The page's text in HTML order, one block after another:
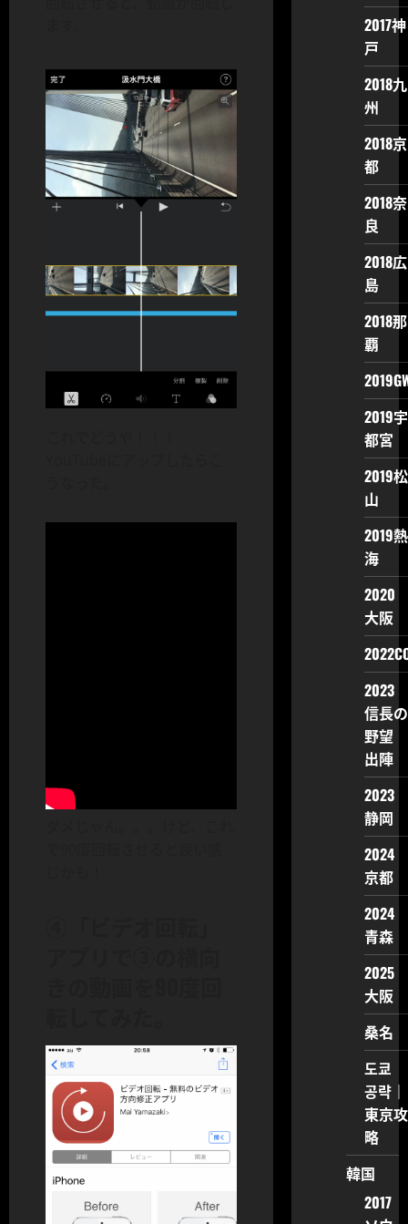
2017神
戸
2018九
州
2018京
都
2018奈
良
2018広
島
2018那
覇
2019宇
都宮
2019松
山
2019熱
海
2020
大阪
2023
信長の
野望
出陣
2023
静岡
2024
京都
2024
青森
2025
大阪
桑名
도쿄
공략｜
東京攻
略
韓国
2017